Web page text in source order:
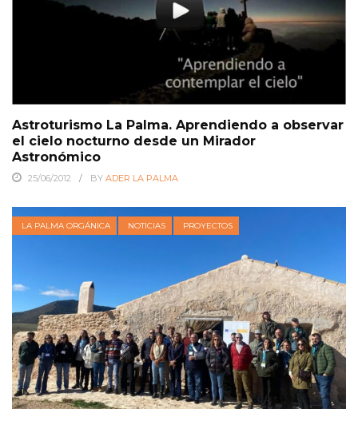
Astroturismo La Palma. Aprendiendo a observar
el cielo nocturno desde un Mirador
Astronómico
25/06/2012 BY ADER LA PALMA
LA PALMA ORGÁNICA NOTICIAS PROYECTOS